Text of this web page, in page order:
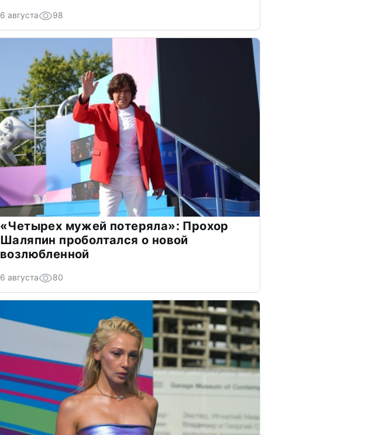
6 августа 98
«Четырех мужей потеряла»: Прохор
Шаляпин проболтался о новой
возлюбленной
6 августа 80